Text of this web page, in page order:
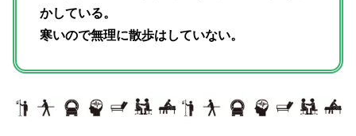
かしている。
寒いので無理に散歩はしていない。